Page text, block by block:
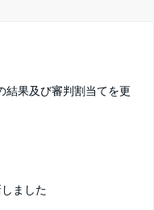
結果及び審判割当てを更
ました